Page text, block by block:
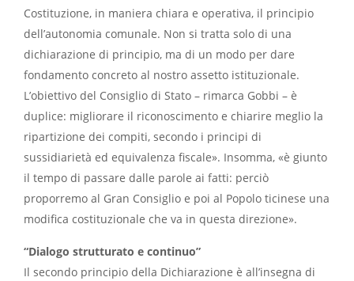
Costituzione, in maniera chiara e operativa, il principio
dell’autonomia comunale. Non si tratta solo di una
dichiarazione di principio, ma di un modo per dare
fondamento concreto al nostro assetto istituzionale.
L’obiettivo del Consiglio di Stato – rimarca Gobbi – è
duplice: migliorare il riconoscimento e chiarire meglio la
ripartizione dei compiti, secondo i principi di
sussidiarietà ed equivalenza fiscale». Insomma, «è giunto
il tempo di passare dalle parole ai fatti: perciò
proporremo al Gran Consiglio e poi al Popolo ticinese una
modifica costituzionale che va in questa direzione».
“Dialogo strutturato e continuo”
Il secondo principio della Dichiarazione è all’insegna di